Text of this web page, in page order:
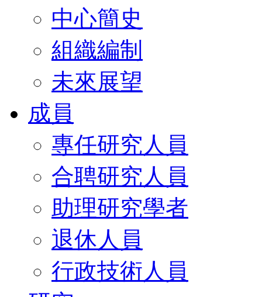
中心簡史
組織編制
未來展望
成員
專任研究人員
合聘研究人員
助理研究學者
退休人員
行政技術人員